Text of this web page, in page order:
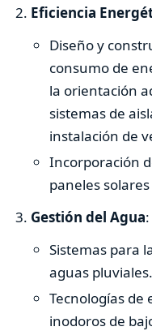
Eficiencia
Diseño y
consumo de
la orientación
sistemas de
instalación de
Incorporación
paneles
Gestión del Agua:
Sistemas para
aguas pluviales.
Tecnologías de
inodoros de